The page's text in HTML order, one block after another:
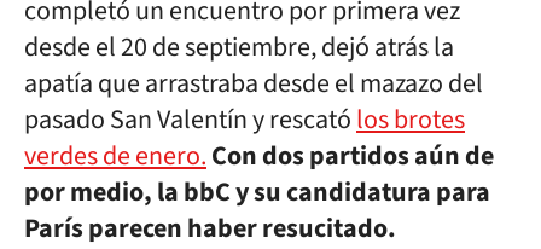
completó un encuentro por primera vez
desde el 20 de septiembre, dejó atrás la
apatía que arrastraba desde el mazazo del
pasado San Valentín y rescatólos brotes
verdes de enero.Con dos partidos aún de
por medio, la bbC y su candidatura para
París parecen haber resucitado.